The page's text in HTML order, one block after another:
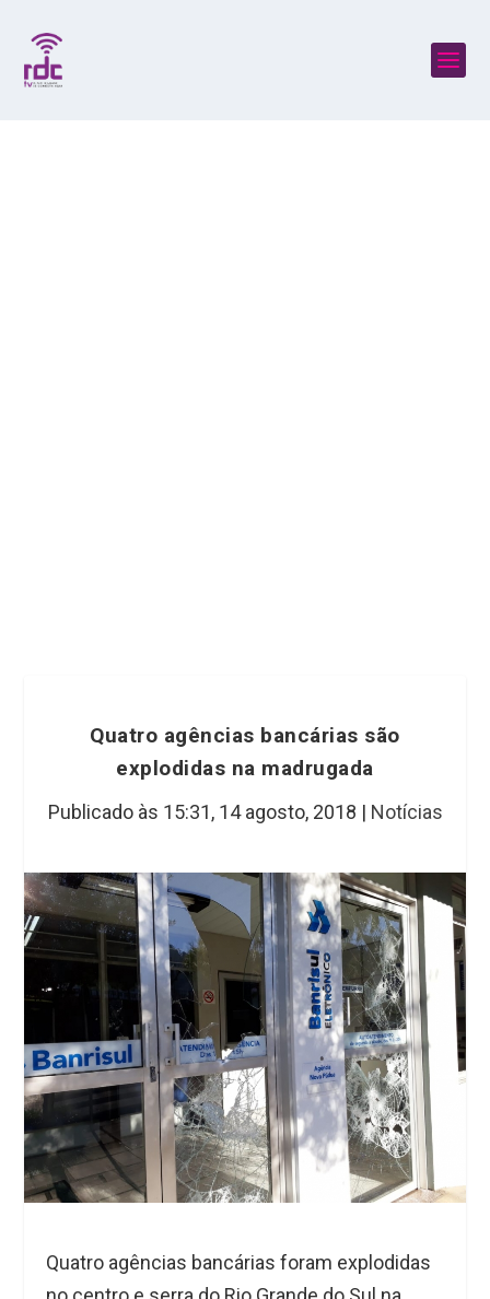
Quatro agências bancárias são
explodidas na madrugada
Publicado às 15:31, 14 agosto, 2018 | Notícias
Quatro agências bancárias foram explodidas